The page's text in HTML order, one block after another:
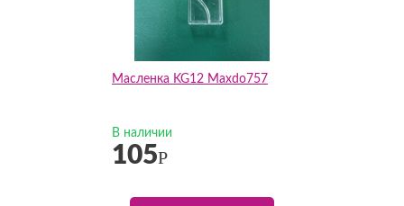
Масленка KG12 Maxdo757
В наличии
105Р